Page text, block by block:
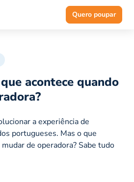
Quero poupar
acontece quando
a experiência de
portugueses. Mas o que
de operadora? Sabe tudo